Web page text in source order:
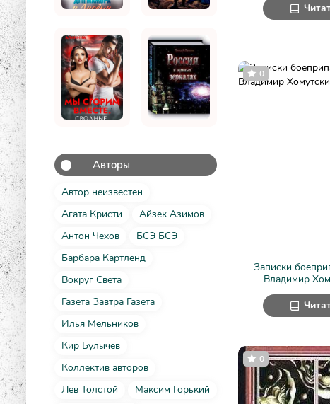
Авторы
Автор неизвестен
Агата Кристи
Айзек Азимов
Антон Чехов
БСЭ БСЭ
Барбара Картленд
Вокруг Света
Газета Завтра Газета
Илья Мельников
Кир Булычев
Коллектив авторов
Лев Толстой
Максим Горький
Записки
Владимир
0
0